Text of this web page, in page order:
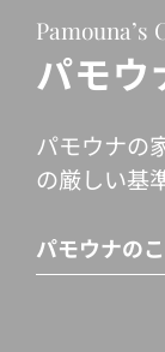
パモウ
パモウナの
の厳しい基
パモウナの